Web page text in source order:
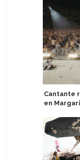
Cantante
en